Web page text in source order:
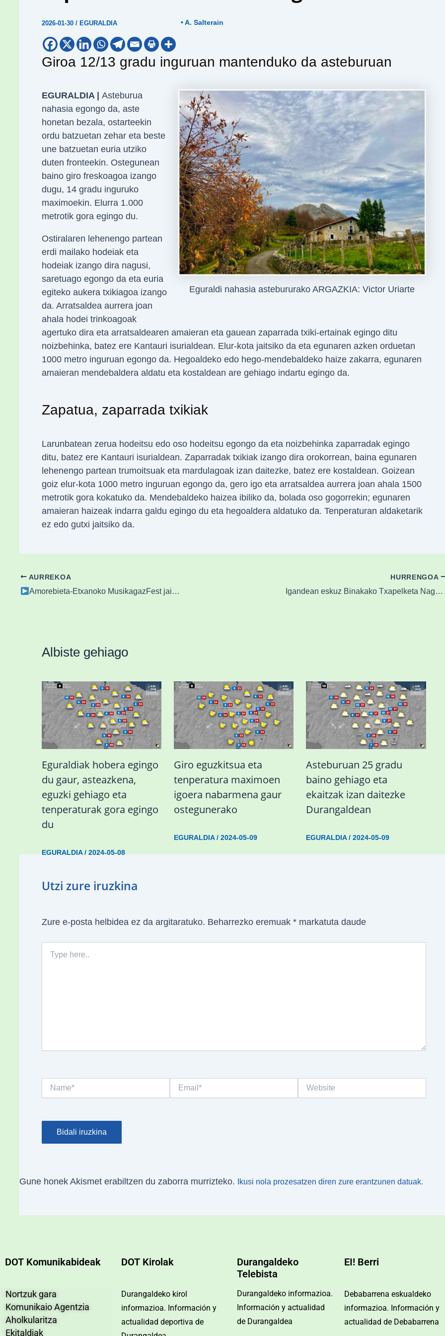
2026-01-30 / EGURALDIA • A. Salterain
Giroa 12/13 gradu inguruan mantenduko da asteburuan
Eguraldi nahasia astebururako ARGAZKIA: Victor Uriarte
EGURALDIA | Asteburua
nahasia egongo da, aste
honetan bezala, ostarteekin
ordu batzuetan zehar eta beste
une batzuetan euria utziko
duten fronteekin. Ostegunean
baino giro freskoagoa izango
dugu, 14 gradu inguruko
maximoekin. Elurra 1.000
metrotik gora egingo du.
Ostiralaren lehenengo partean
erdi mailako hodeiak eta
hodeiak izango dira nagusi,
saretuago egongo da eta euria
egiteko aukera txikiagoa izango
da. Arratsaldea aurrera joan
ahala hodei trinkoagoak
agertuko dira eta arratsaldearen amaieran eta gauean zaparrada txiki-ertainak egingo ditu
noizbehinka, batez ere Kantauri isurialdean. Elur-kota jaitsiko da eta egunaren azken orduetan
1000 metro inguruan egongo da. Hegoaldeko edo hego-mendebaldeko haize zakarra, egunaren
amaieran mendebaldera aldatu eta kostaldean are gehiago indartu egingo da.
Zapatua, zaparrada txikiak
Larunbatean zerua hodeitsu edo oso hodeitsu egongo da eta noizbehinka zaparradak egingo
ditu, batez ere Kantauri isurialdean. Zaparradak txikiak izango dira orokorrean, baina egunaren
lehenengo partean trumoitsuak eta mardulagoak izan daitezke, batez ere kostaldean. Goizean
goiz elur-kota 1000 metro inguruan egongo da, gero igo eta arratsaldea aurrera joan ahala 1500
metrotik gora kokatuko da. Mendebaldeko haizea ibiliko da, bolada oso gogorrekin; egunaren
amaieran haizeak indarra galdu egingo du eta hegoaldera aldatuko da. Tenperaturan aldaketarik
ez edo gutxi jaitsiko da.
AURREKOA
Amorebieta-Etxanoko MusikagazFest jaialdia
HURRENGOA
Igandean eskuz Binakako Txapelketa Nagusia jokatuko da Durangon
Albiste gehiago
Eguraldiak hobera egingo
du gaur, asteazkena,
eguzki gehiago eta
tenperaturak gora egingo
du
EGURALDIA/2024-05-08
Giro eguzkitsua eta
tenperatura maximoen
igoera nabarmena gaur
ostegunerako
EGURALDIA/ 2024-05-09
Asteburuan 25 gradu
baino gehiago eta
ekaitzak izan daitezke
Durangaldean
EGURALDIA/2024-05-09
Utzi zure iruzkina
Zure e-posta helbidea ez da argitaratuko. Beharrezko eremuak *markatuta daude
here..
Name* Email* Website
Gune honek Akismet erabiltzen du zaborra murrizteko. Ikusi nola prozesatzen diren zure erantzunen datuak.
DOT Komunikabideak
Nortzuk gara
Komunikaio Agentzia
Aholkularitza
Ekitaldiak
DOT Kirolak
Durangaldeko kirol
informazioa. Información y
actualidad deportiva de
Durangaldeko
Telebista
Durangaldeko informazioa.
Información y actualidad
de Durangaldea
EI! Berri
Debabarrena eskualdeko
informazioa. Información y
actualidad de Debabarrena